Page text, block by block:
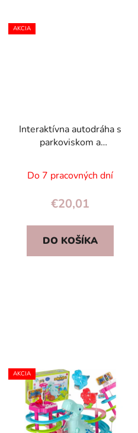
AKCIA
Interaktívna autodráha s
parkoviskom a
– 4 autíčka (3+)
Do 7 pracovných dní
€20,01
DO KOŠÍKA
AKCIA